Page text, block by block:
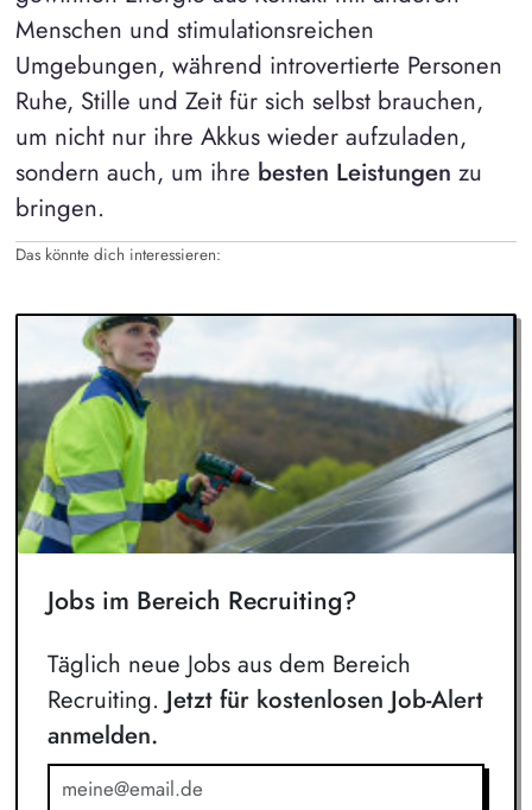
Menschen und stimulationsreichen
Umgebungen, während introvertierte Personen
Ruhe, Stille und Zeit für sich selbst brauchen,
um nicht nur ihre Akkus wieder aufzuladen,
sondern auch, um ihre besten Leistungen zu
bringen.
Das könnte dich interessieren:
Jobs im Bereich Recruiting?
Täglich neue Jobs aus dem Bereich
Recruiting. Jetzt für kostenlosen Job-Alert
anmelden.